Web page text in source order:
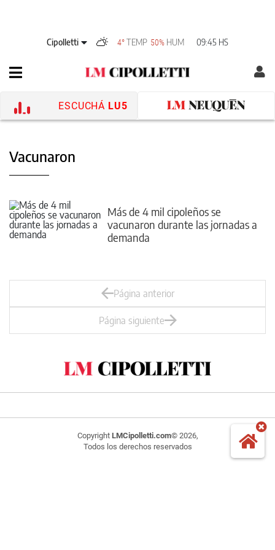
Cipolletti 4° TEMP 50% HUM 09:45 HS
ESCUCHÁ LU5
Vacunaron
Más de 4 mil cipoleños se
vacunaron durante las jornadas a
demanda
Página anterior
Página siguiente
Copyright LMCipolletti.com© 2026,
Todos los derechos reservados